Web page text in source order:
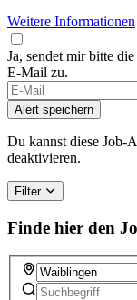
Weitere Informationen
Ja, sendet mir bitte
E-Mail zu.
Alert speichern
Du kannst diese Job-
deaktivieren.
Filter
Finde hier den